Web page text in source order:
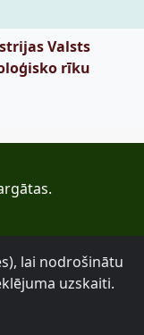
Valsts
rīku
lai nodrošinātu
uzskaiti.